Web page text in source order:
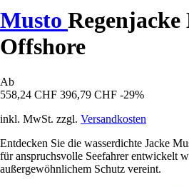
Musto
Offshore
Ab
558,24 CHF 396,79 CHF -29%
inkl. MwSt. zzgl. Versandkosten
Entdecken Sie die wasserdichte Jacke
für anspruchsvolle Seefahrer entwickelt
außergewöhnlichem Schutz vereint.